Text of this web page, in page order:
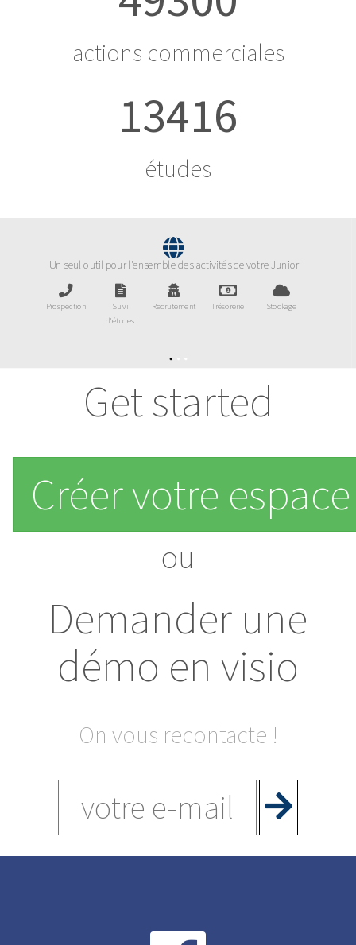
actions commerciales
13416
études
Un seul outil pour l'ensemble des activités de votre Junior
Prospection Suivi
d'études
Recrutement Trésorerie Stockage
Get started
Créer votre
ou
Demander une
démo en visio
On vous recontacte !